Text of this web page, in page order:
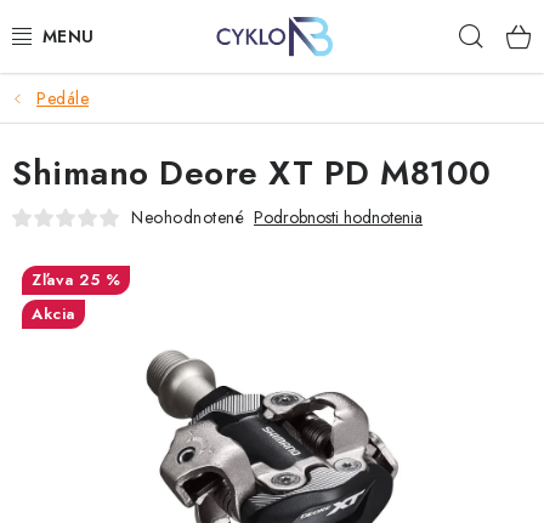
na
E-BIKE
BICYKLE
DOPLNKY
OBLEČENIE
NÁHRADNÉ DIELY
Pedále
Shimano Deore XT PD M8100
Neohodnotené Podrobnosti hodnotenia
25 %
Akcia